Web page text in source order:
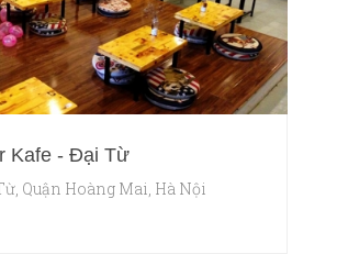
Kafe - Đại Từ
Quận Hoàng Mai, Hà Nội